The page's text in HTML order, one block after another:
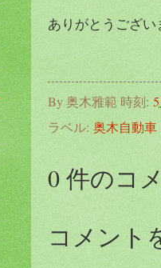
ありがとうござ
By奥木雅範 時刻:
ラベル: 奥木自動車
0 件のコ
コメント